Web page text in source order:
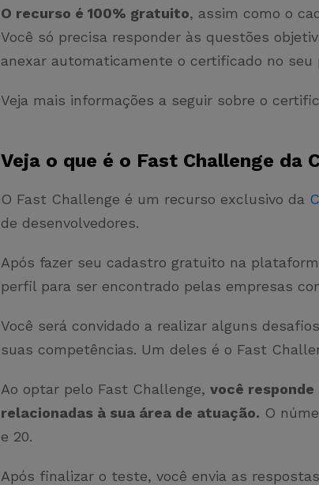
O recurso é 100% gratuito, assim como o
Você só precisa responder às questões
anexar automaticamente o certificado no seu
Veja mais informações a seguir sobre o
Veja o que é o Fast Challenge da
O Fast Challenge é um recurso exclusivo da
de desenvolvedores.
Após fazer seu cadastro gratuito na
perfil para ser encontrado pelas empresas
Você será convidado a realizar alguns
suas competências. Um deles é o Fast
Ao optar pelo Fast Challenge, você
relacionadas à sua área de atuação. O
e 20.
Após finalizar o teste, você envia as